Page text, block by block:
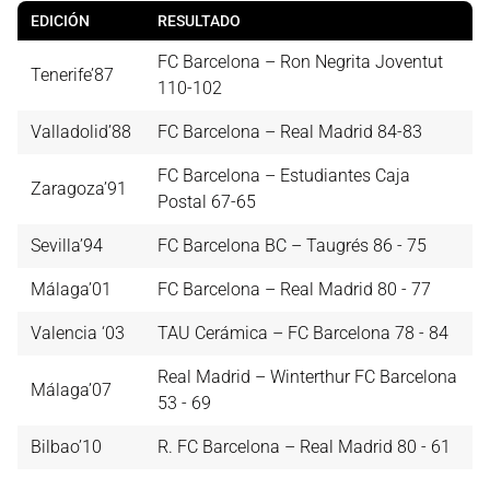
EDICIÓN RESULTADO
Tenerife’87
FC Barcelona – Ron Negrita Joventut
110-102
Valladolid’88 FC Barcelona – Real Madrid 84-83
Zaragoza’91
FC Barcelona – Estudiantes Caja
Postal 67-65
Sevilla’94 FC Barcelona BC – Taugrés 86 - 75
Málaga’01 FC Barcelona – Real Madrid 80 - 77
Valencia ‘03 TAU Cerámica – FC Barcelona 78 - 84
Málaga’07
Real Madrid – Winterthur FC Barcelona
53 - 69
Bilbao’10 R. FC Barcelona – Real Madrid 80 - 61